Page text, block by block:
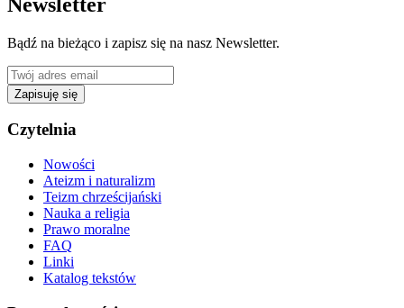
Bądź na bieżąco i zapisz się na nasz Newsletter.
Zapisuję się
Czytelnia
Nowości
Ateizm i naturalizm
Teizm chrześcijański
Nauka a religia
Prawo moralne
FAQ
Linki
Katalog tekstów